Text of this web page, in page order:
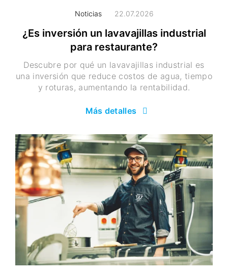
Noticias 22.07.2026
¿Es inversión un lavavajillas industrial
para restaurante?
Descubre por qué un lavavajillas industrial es
una inversión que reduce costos de agua, tiempo
y roturas, aumentando la rentabilidad.
Más detalles